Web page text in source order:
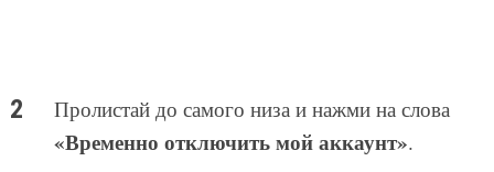
Пролистай до самого низа и нажми на слова
«Временно отключить мой аккаунт».